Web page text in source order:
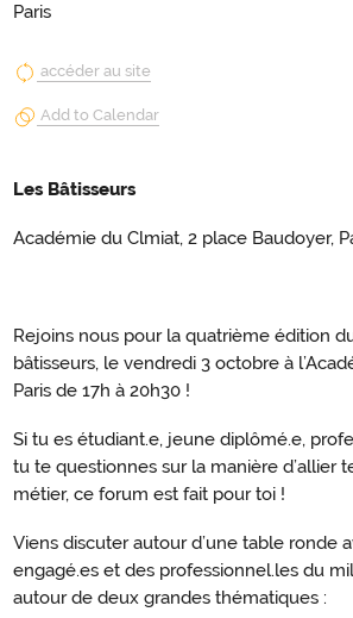
Paris
accéder au site
Add to Calendar
Les Bâtisseurs
Académie du Clmiat, 2 place Baudoyer,
Rejoins nous pour la quatrième édition
bâtisseurs, le vendredi 3 octobre à
Paris de 17h à 20h30 !
Si tu es étudiant.e, jeune diplômé.e,
tu te questionnes sur la manière d’allier
métier, ce forum est fait pour toi !
Viens discuter autour d’une table ronde
engagé.es et des professionnel.les du
autour de deux grandes thématiques :